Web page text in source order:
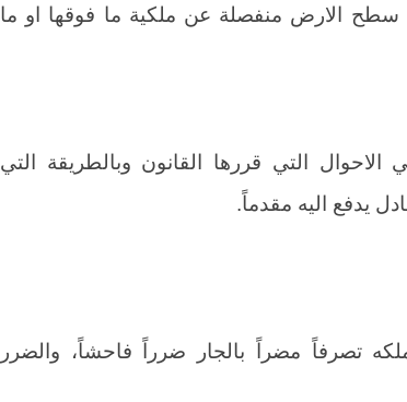
سطح الارض منفصلة عن ملكية ما فوقها او ما
التي قررها القانون وبالطريقة التي
يدفع اليه مقدماً.
تصرفاً مضراً بالجار ضرراً فاحشاً، والضرر